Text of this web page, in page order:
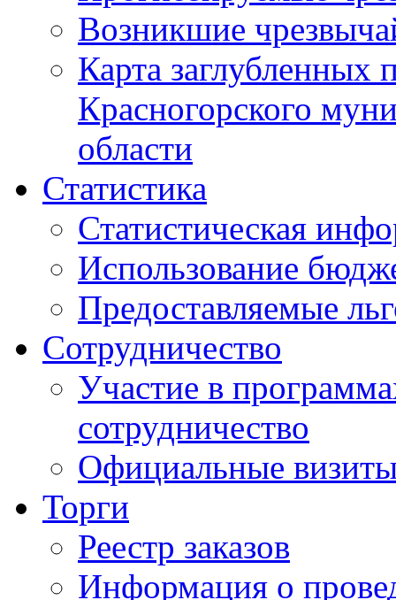
Возникшие
Карта
Красногорского
области
Статистика
Статистическая
Использование
Предоставляемые
Сотрудничество
Участие в
сотрудничество
Официальные
Торги
Реестр заказов
Информация о